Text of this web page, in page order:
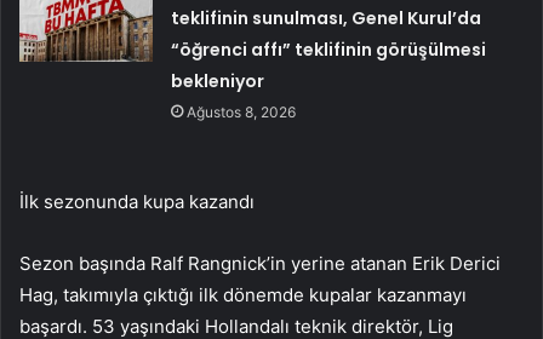
teklifinin sunulması, Genel Kurul’da
“öğrenci affı” teklifinin görüşülmesi
bekleniyor
Ağustos 8, 2026
İlk sezonunda kupa kazandı
Sezon başında Ralf Rangnick’in yerine atanan Erik Derici
Hag, takımıyla çıktığı ilk dönemde kupalar kazanmayı
başardı. 53 yaşındaki Hollandalı teknik direktör, Lig